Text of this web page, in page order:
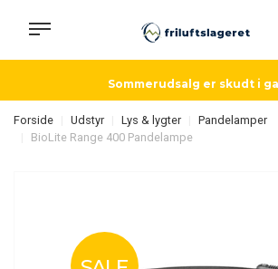
Sommerudsalg er skudt i
Forside Udstyr Lys & lygter
Pandelamper
BioLite Range 400 Pandelampe